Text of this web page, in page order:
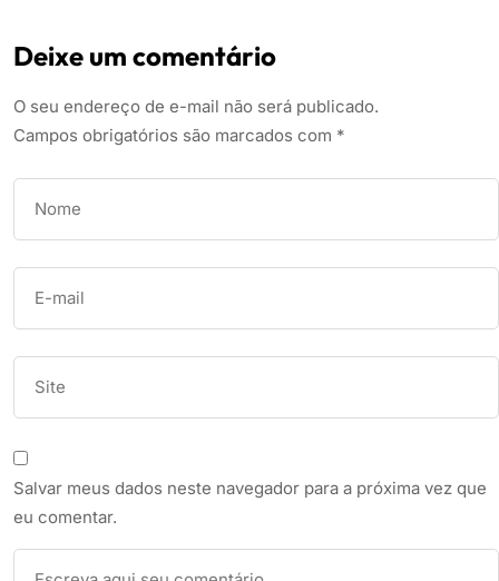
Deixe um comentário
O seu endereço de e-mail não será publicado.
Campos obrigatórios são marcados com *
Salvar meus dados neste navegador para a próxima vez que
eu comentar.